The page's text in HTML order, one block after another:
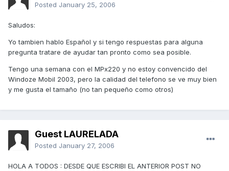
Posted January 25, 2006
Saludos:
Yo tambien hablo Español y si tengo respuestas para alguna
pregunta tratare de ayudar tan pronto como sea posible.
Tengo una semana con el MPx220 y no estoy convencido del
Windoze Mobil 2003, pero la calidad del telefono se ve muy bien
y me gusta el tamaño (no tan pequeño como otros)
Guest LAURELADA
Posted January 27, 2006
HOLA A TODOS : DESDE QUE ESCRIBI EL ANTERIOR POST NO